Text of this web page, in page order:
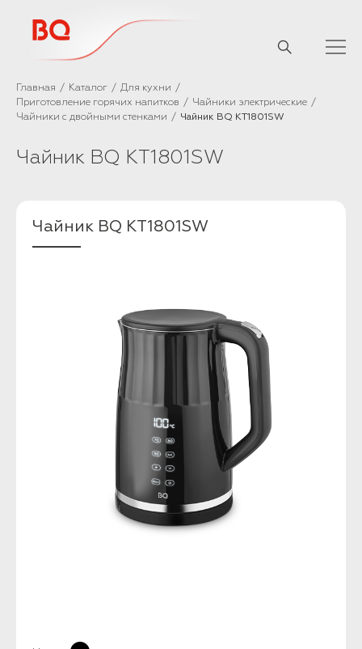
Главная Каталог
Для кухни
Приготовление горячих напитков
Чайники электрические
Чайники с двойными стенками
Чайник BQ KT1801SW
Чайник BQ KT1801SW
Чайник BQ KT1801SW